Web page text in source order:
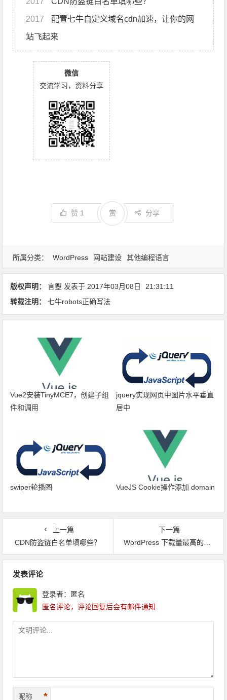
2017
站飞起来
微信
交流学习，资料分享
赞 1 分享
赏
所属分类： WordPress 网站建设 其他编程语言
版权声明： 言曌 发表于 2017年03月08日
21:31:11
转载注明：
七牛robots正确写法
Vue2安装TinyMCE7，创建子组
件和调用
jquery实现网页中图片水平垂直
居中
swiper轮播图 VueJS Cookie操作添加 domain
上一篇
CDN防盗链白名单填哪些？
下一篇
WordPress 下载量最高的十个插件
发表评论
登录者：匿名
匿名评论，评论回复后会有邮件通知
昵称 *